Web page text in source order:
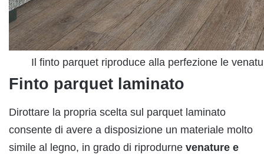
Il finto parquet riproduce alla perfezione le
Finto parquet laminato
Dirottare la propria scelta sul parquet laminato
consente di avere a disposizione un materiale molto
simile al legno, in grado di riprodurne venature e